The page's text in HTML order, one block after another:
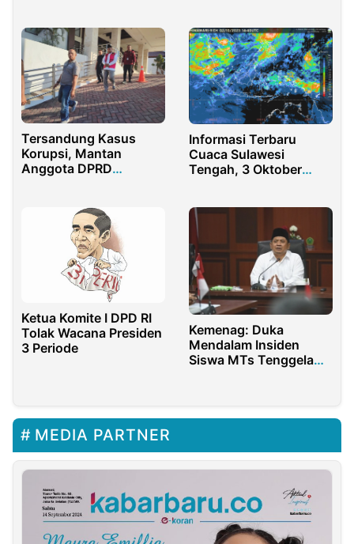
Tersandung Kasus
Korupsi, Mantan
Anggota DPRD
Informasi Terbaru
Cuaca Sulawesi
Tengah, 3 Oktober
Menghadapi Potensi
Cuaca Ekstrem
Ketua Komite I DPD RI
Tolak Wacana Presiden
3 Periode
Kemenag: Duka
Mendalam Insiden
Siswa MTs Tenggelam,
MEDIA PARTNER